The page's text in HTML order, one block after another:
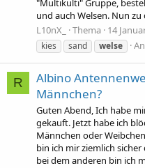
und auch Welsen. Nun zu
L10nX_
Thema 14
kies
sand welse
R
Albino
Männchen?
Guten Abend, Ich habe
gekauft. Jetzt habe ich
Männchen oder
bin ich mir ziemlich
bei dem anderen bin ich